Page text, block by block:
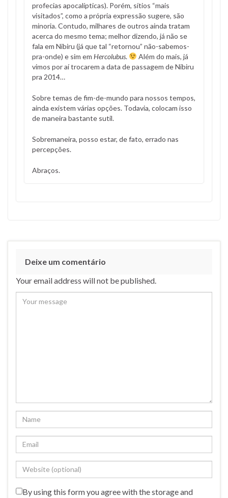
profecias apocalípticas). Porém, sítios “mais
visitados”, como a própria expressão sugere, são
minoria. Contudo, milhares de outros ainda tratam
acerca do mesmo tema; melhor dizendo, já não se
fala em Nibiru (já que tal “retornou” não-sabemos-
pra-onde) e sim em Hercolubus.
Além do mais, já
vimos por aí trocarem a data de passagem de Nibiru
pra 2014…
Sobre temas de fim-de-mundo para nossos tempos,
ainda existem várias opções. Todavia, colocam isso
de maneira bastante sutil.
Sobremaneira, posso estar, de fato, errado nas
percepções.
Abraços.
Deixe um comentário
Your email address will not be published.
By using this form you agree with the storage and